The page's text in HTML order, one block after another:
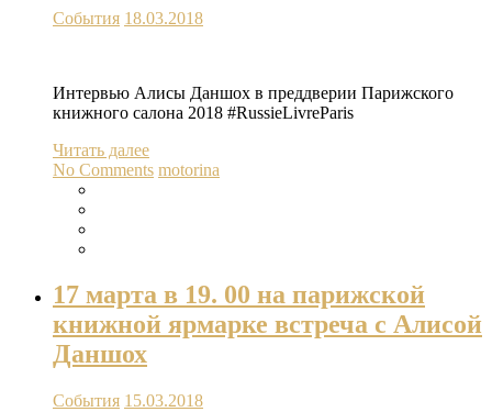
События 18.03.2018
Интервью Алисы Даншох в преддверии Парижского
книжного салона 2018 #RussieLivreParis
Читать далее
No Comments motorina
17 марта в 19. 00 на парижской
книжной ярмарке встреча с Алисой
Даншох
События 15.03.2018